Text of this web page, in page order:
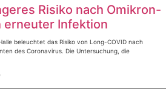
Risiko nach Omikron-
erneuter Infektion
beleuchtet das Risiko von Long-COVID nach
des Coronavirus. Die Untersuchung, die